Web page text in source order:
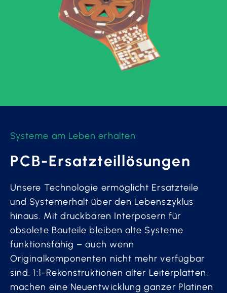
Systeme am Leben erhalten
PCB-Ersatzteillösungen
Unsere Technologie ermöglicht Ersatzteile
und Systemerhalt über den Lebenszyklus
hinaus. Mit druckbaren Interposern für
obsolete Bauteile bleiben alte Systeme
funktionsfähig – auch wenn
Originalkomponenten nicht mehr verfügbar
sind. 1:1-Rekonstruktionen alter Leiterplatten,
machen eine Neuentwicklung ganzer Platinen